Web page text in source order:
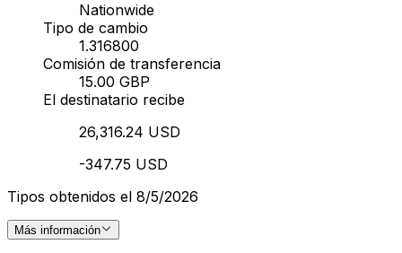
Nationwide
Tipo de cambio
1.316800
Comisión de transferencia
15.00 GBP
El destinatario recibe
26,316.24 USD
-347.75 USD
Tipos obtenidos el 8/5/2026
Más información